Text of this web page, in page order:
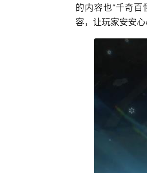
的内容也“千奇
容，让玩家安安心